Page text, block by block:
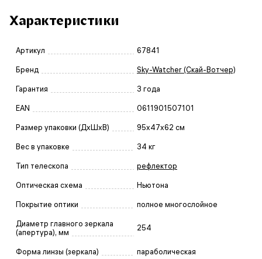
Характеристики
Артикул 67841
Бренд Sky-Watcher (Скай-Вотчер)
Гарантия 3 года
EAN 0611901507101
Размер упаковки (ДxШxВ) 95x47x62 см
Вес в упаковке 34 кг
Тип телескопа рефлектор
Оптическая схема Ньютона
Покрытие оптики полное многослойное
Диаметр главного зеркала
(апертура), мм
254
Форма линзы (зеркала) параболическая